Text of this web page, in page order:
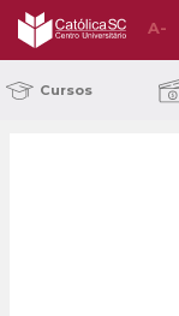
A-
Cursos